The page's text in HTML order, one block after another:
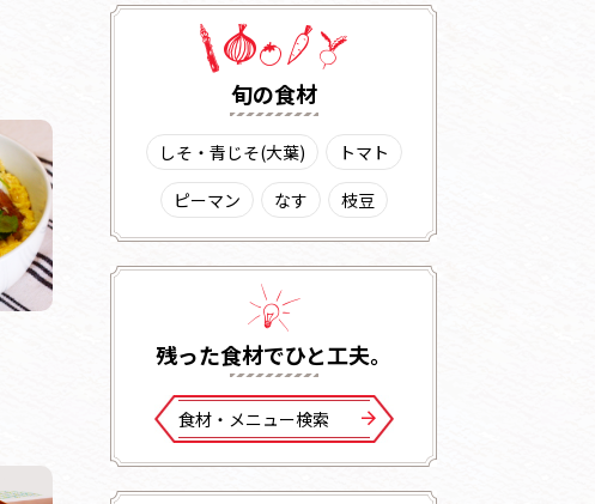
旬の⾷材
しそ・青じそ(大葉)
トマト
ピーマン
なす 枝豆
残った⾷材でひと⼯夫。
⾷材・メニュー検索